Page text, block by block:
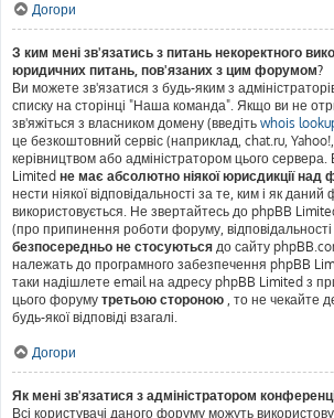
Догори
З ким мені зв'язатись з питань некоректного
юридичних питань, пов'язаних з цим форумом?
Ви можете зв'язатися з будь-яким з
списку на сторінці "Наша команда". Якщо ви не
зв'яжіться з власником домену (введіть whois
це безкоштовний сервіс (наприклад, chat.ru,
керівництвом або адміністратором цього
Limited не має абсолютно ніякої юрисдикції над
нести ніякої відповідальності за те, ким і як
використовується. Не звертайтесь до phpBB
(про припинення роботи форуму, відповідальності
безпосередньо не стосуються до сайту
належать до програмного забезпечення phpBB
таки надішлете email на адресу phpBB Limited з
цього форуму третьою стороною , то не чекайте
будь-якої відповіді взагалі.
Догори
Як мені зв'язатися з адміністратором
Всі користувачі даного форуму можуть